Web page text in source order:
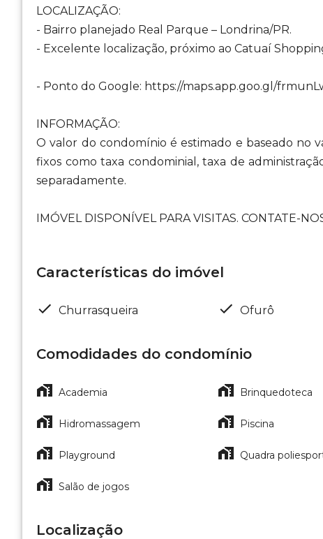
LOCALIZAÇÃO:
- Bairro planejado Real Parque – Londrina/PR.
- Excelente localização, próximo ao Catuaí
- Ponto do Google: https://maps.app.goo.gl/
INFORMAÇÃO:
O valor do condomínio é estimado e baseado no
fixos como taxa condominial, taxa de
separadamente.
IMÓVEL DISPONÍVEL PARA VISITAS. CONTATE-
Características do imóvel
Churrasqueira Ofurô
Comodidades do condomínio
Academia Brinquedoteca
Hidromassagem Piscina
Playground Quadra
Salão de jogos
Localização